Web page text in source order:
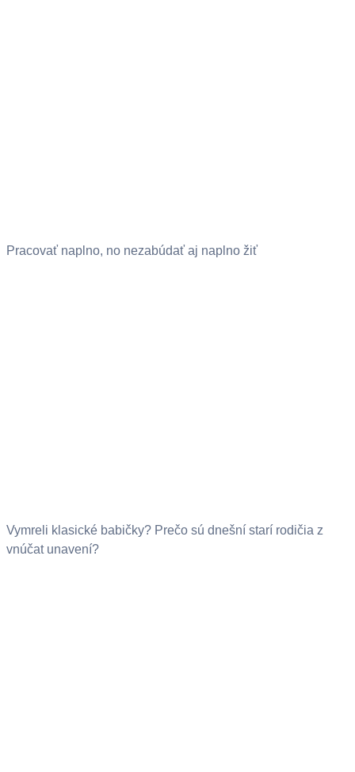
Pracovať naplno, no nezabúdať aj naplno žiť
Vymreli klasické babičky? Prečo sú dnešní starí rodičia z
vnúčat unavení?